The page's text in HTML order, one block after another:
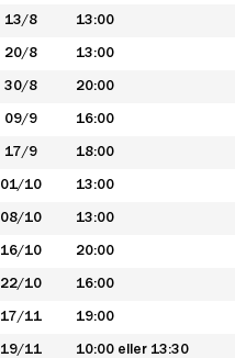
13/8 13:00
20/8 13:00
30/8 20:00
09/9 16:00
17/9 18:00
01/10 13:00
08/10 13:00
16/10 20:00
22/10 16:00
17/11 19:00
19/11 10:00 eller 13:30